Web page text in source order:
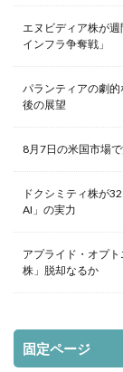
エヌビディア株が
インフラ争奪戦」
パランティアの劇
後の展望
8月7日の米国市場
ドクシミティ株が
AI」の実力
アプライド・オプ
株」脱却なるか
固定ページ